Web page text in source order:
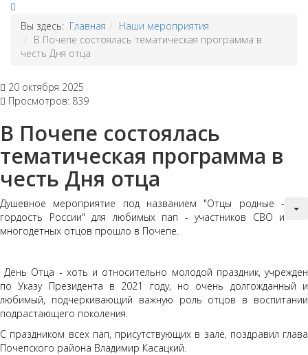
Вы здесь: Главная
Наши мероприятия
В Почепе состоялась тематическая программа в
честь Дня отца
20 октября 2025
Просмотров: 839
В Почепе состоялась
тематическая программа в
честь Дня отца
Душевное мероприятие под названием "Отцы родные -
гордость России" для любимых пап - участников СВО и
многодетных отцов прошло в Почепе.
День Отца - хоть и относительно молодой праздник, учрежден
по Указу Президента в 2021 году, но очень долгожданный и
любимый, подчеркивающий важную роль отцов в воспитании
подрастающего поколения.
С праздником всех пап, присутствующих в зале, поздравил глава
Почепского района Владимир Касацкий.